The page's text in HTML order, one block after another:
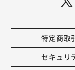
特定商取
セキュリ